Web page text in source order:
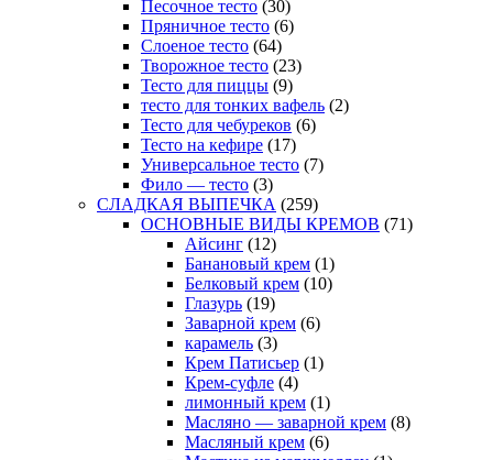
Песочное тесто (30)
Пряничное тесто (6)
Слоеное тесто (64)
Творожное тесто (23)
Тесто для пиццы (9)
тесто для тонких вафель (2)
Тесто для чебуреков (6)
Тесто на кефире (17)
Универсальное тесто (7)
Фило — тесто (3)
СЛАДКАЯ ВЫПЕЧКА (259)
ОСНОВНЫЕ ВИДЫ КРЕМОВ (71)
Айсинг (12)
Банановый крем (1)
Белковый крем (10)
Глазурь (19)
Заварной крем (6)
карамель (3)
Крем Патисьер (1)
Крем-суфле (4)
лимонный крем (1)
Масляно — заварной крем (8)
Масляный крем (6)